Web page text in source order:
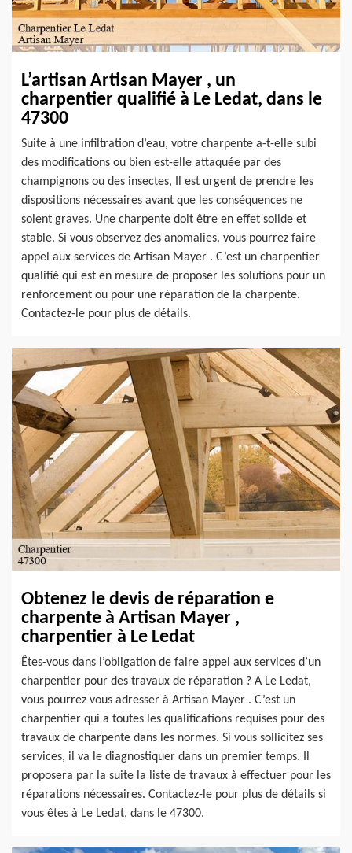
L’artisan Artisan Mayer , un
charpentier qualifié à Le Ledat, dans le
47300
Suite à une infiltration d’eau, votre charpente a-t-elle subi
des modifications ou bien est-elle attaquée par des
champignons ou des insectes, Il est urgent de prendre les
dispositions nécessaires avant que les conséquences ne
soient graves. Une charpente doit être en effet solide et
stable. Si vous observez des anomalies, vous pourrez faire
appel aux services de Artisan Mayer . C’est un charpentier
qualifié qui est en mesure de proposer les solutions pour un
renforcement ou pour une réparation de la charpente.
Contactez-le pour plus de détails.
Obtenez le devis de réparation e
charpente à Artisan Mayer ,
charpentier à Le Ledat
Êtes-vous dans l’obligation de faire appel aux services d’un
charpentier pour des travaux de réparation ? A Le Ledat,
vous pourrez vous adresser à Artisan Mayer . C’est un
charpentier qui a toutes les qualifications requises pour des
travaux de charpente dans les normes. Si vous sollicitez ses
services, il va le diagnostiquer dans un premier temps. Il
proposera par la suite la liste de travaux à effectuer pour les
réparations nécessaires. Contactez-le pour plus de détails si
vous êtes à Le Ledat, dans le 47300.